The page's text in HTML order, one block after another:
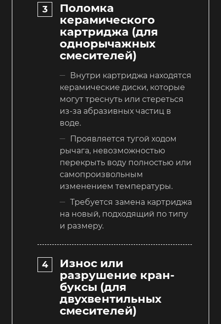
Поломка
керамического
картриджа (для
однорычажных
смесителей)
Внутри картриджа находятся
керамические диски, которые
могут треснуть или стереться
из-за абразивных частиц в
воде.
Проявляется тугой ходом
рычага, невозможностью
перекрыть воду полностью или
самопроизвольным
изменением температуры.
Требуется замена картриджа
на новый, подходящий по типу
и размеру.
Износ или
разрушение кран-
буксы (для
двухвентильных
смесителей)